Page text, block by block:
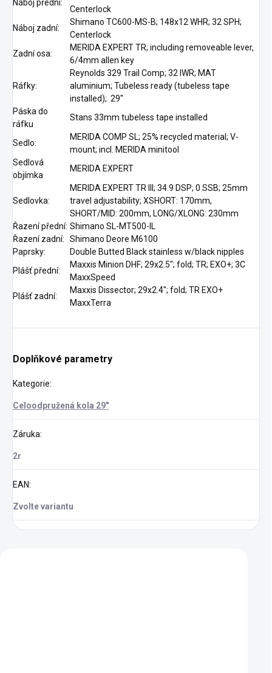
Náboj přední:
Centerlock
Náboj zadní:
Shimano TC600-MS-B; 148x12 WHR; 32 SPH;
Centerlock
Zadní osa:
MERIDA EXPERT TR; including removeable lever,
6/4mm allen key
Ráfky:
Reynolds 329 Trail Comp; 32 IWR; MAT
aluminium; Tubeless ready (tubeless tape
installed); 29"
Páska do
ráfku
Stans 33mm tubeless tape installed
Sedlo:
MERIDA COMP SL; 25% recycled material; V-
mount; incl. MERIDA minitool
Sedlová
objímka
MERIDA EXPERT
Sedlovka:
MERIDA EXPERT TR III; 34.9 DSP; 0 SSB; 25mm
travel adjustability; XSHORT: 170mm,
SHORT/MID: 200mm, LONG/XLONG: 230mm
Řazení přední: Shimano SL-MT500-IL
Řazení zadní:
Shimano Deore M6100
Paprsky:
Double Butted Black stainless w/black nipples
Plášť přední:
Maxxis Minion DHF; 29x2.5"; fold; TR; EXO+; 3C
MaxxSpeed
Plášť zadní:
Maxxis Dissector; 29x2.4"; fold; TR EXO+
MaxxTerra
Doplňkové parametry
Kategorie:
Celoodpružená kola 29"
Záruka:
2r
EAN:
Zvolte variantu